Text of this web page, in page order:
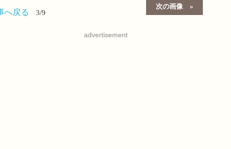
次の画像
へ戻る 3/9
advertisement